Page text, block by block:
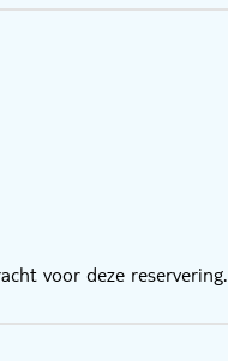
voor deze reservering.